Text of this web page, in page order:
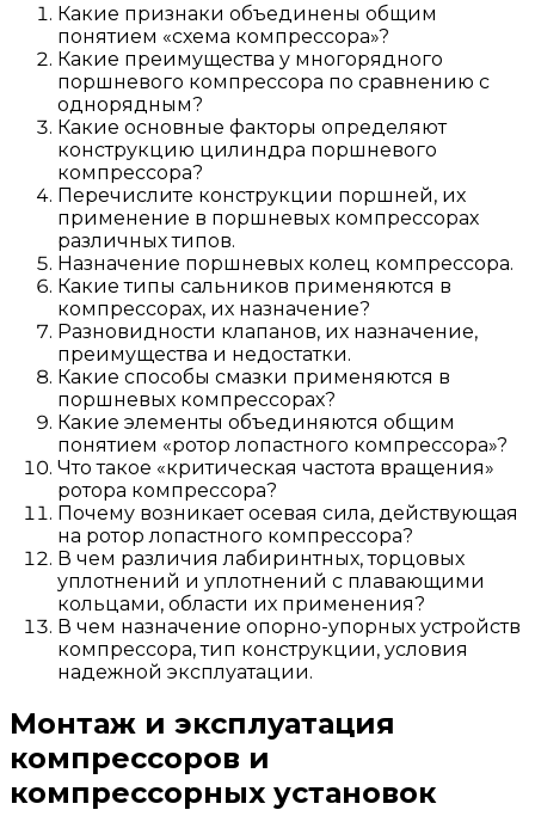
Какие признаки объединены общим
понятием «схема компрессора»?
Какие преимущества у многорядного
поршневого компрессора по сравнению с
однорядным?
Какие основные факторы определяют
конструкцию цилиндра поршневого
компрессора?
Перечислите конструкции поршней, их
применение в поршневых компрессорах
различных типов.
Назначение поршневых колец компрессора.
Какие типы сальников применяются в
компрессорах, их назначение?
Разновидности клапанов, их назначение,
преимущества и недостатки.
Какие способы смазки применяются в
поршневых компрессорах?
Какие элементы объединяются общим
понятием «ротор лопастного компрессора»?
Что такое «критическая частота вращения»
ротора компрессора?
Почему возникает осевая сила, действующая
на ротор лопастного компрессора?
В чем различия лабиринтных, торцовых
уплотнений и уплотнений с плавающими
кольцами, области их применения?
В чем назначение опорно-упорных устройств
компрессора, тип конструкции, условия
надежной эксплуатации.
Монтаж и эксплуатация
компрессоров и
компрессорных установок